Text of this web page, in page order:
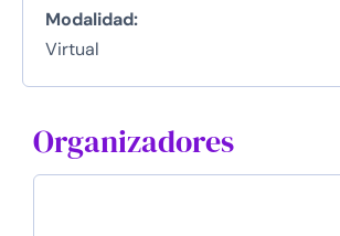
Modalidad:
Virtual
Organizadores